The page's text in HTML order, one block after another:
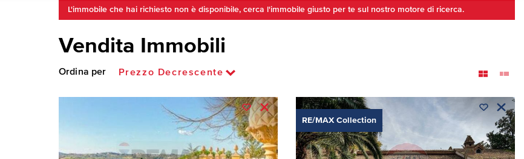
L'immobile che hai richiesto non è disponibile, cerca l'immobile giusto per te sul nostro motore di ricerca.
Vendita Immobili
Ordina per Prezzo Decrescente
RE/MAX Collection